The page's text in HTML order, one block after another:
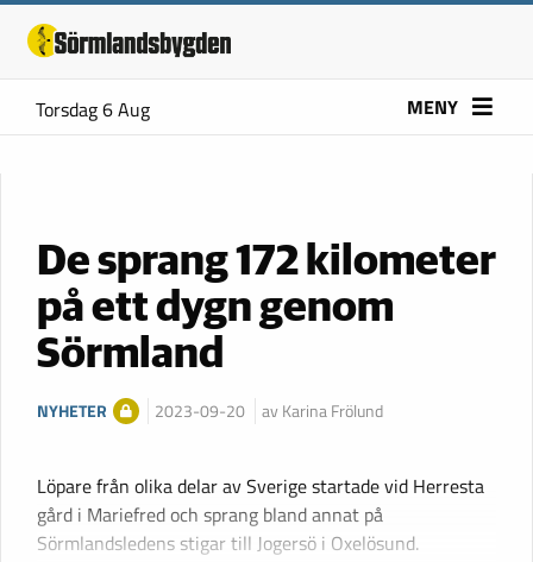
Torsdag 6 Aug MENY
De sprang 172 kilometer
på ett dygn genom
Sörmland
NYHETER 2023-09-20 av Karina Frölund
Löpare från olika delar av Sverige startade vid Herresta
gård i Mariefred och sprang bland annat på
Sörmlandsledens stigar till Jogersö i Oxelösund.